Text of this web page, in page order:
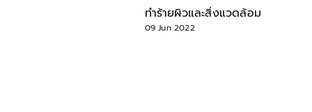
ทำร้ายผิวและสิ่งแวดล้อม
09 Jun 2022